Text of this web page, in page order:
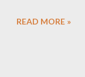
READ MORE »